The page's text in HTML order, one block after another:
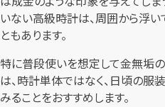
いない高級時計は、周囲から浮い
ともあります。
特に普段使いを想定して金無垢
は、時計単体ではなく、日頃の服
みることをおすすめします。